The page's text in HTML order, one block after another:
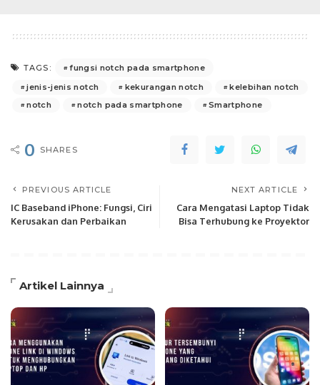
TAGS:
fungsi notch pada smartphone
jenis-jenis notch
kekurangan notch
kelebihan notch
notch
notch pada smartphone Smartphone
0 SHARES
PREVIOUS ARTICLE
IC Baseband iPhone: Fungsi, Ciri
Kerusakan dan Perbaikan
NEXT ARTICLE
Cara Mengatasi Laptop Tidak
Bisa Terhubung ke Proyektor
Artikel Lainnya